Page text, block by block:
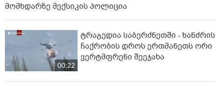
მომხდარზე მექსიკის პოლიცია
00:22
ტრაგედია საბერძნეთში - ხანძრის
ჩაქრობის დროს ერთმანეთს ორი
ვერტმფრენი შეეჯახა